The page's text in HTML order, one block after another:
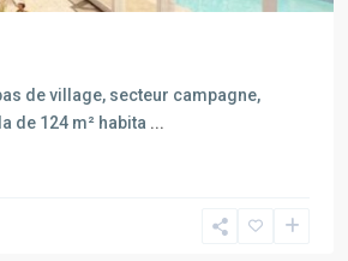
de village, secteur campagne,
de 124 m² habita ...